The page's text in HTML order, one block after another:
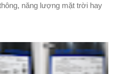
năng lượng mặt trời hay